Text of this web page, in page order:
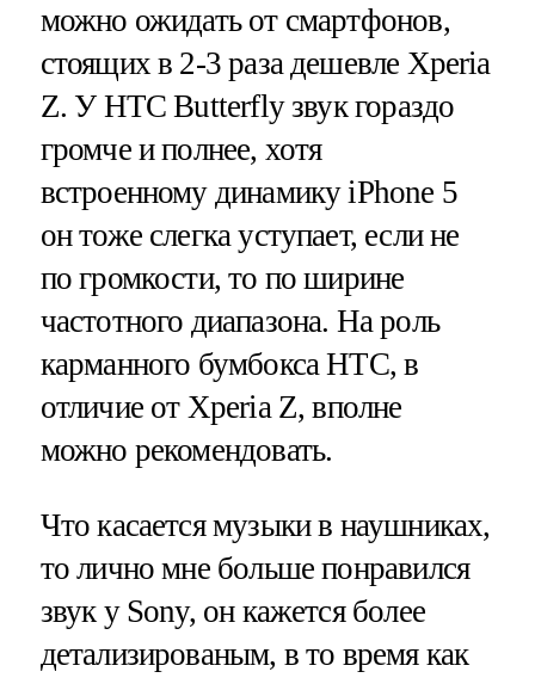
можно ожидать от смартфонов,
стоящих в 2-3 раза дешевле Xperia
Z. У HTC Butterfly звук гораздо
громче и полнее, хотя
встроенному динамику iPhone 5
он тоже слегка уступает, если не
по громкости, то по ширине
частотного диапазона. На роль
карманного бумбокса HTC, в
отличие от Xperia Z, вполне
можно рекомендовать.
Что касается музыки в наушниках,
то лично мне больше понравился
звук у Sony, он кажется более
детализированым, в то время как